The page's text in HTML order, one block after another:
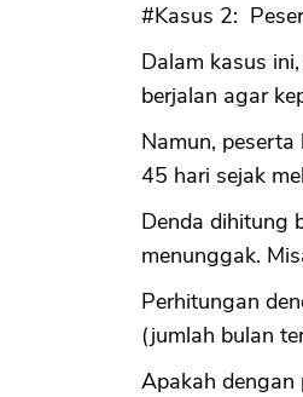
#Kasus 2:
Dalam kasus
berjalan agar
Namun,
45 hari sejak
Denda dihitung
menunggak.
Perhitungan
(jumlah bulan
Apakah dengan